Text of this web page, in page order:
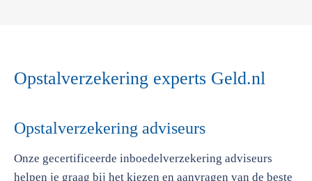
Opstalverzekering experts Geld.nl
Opstalverzekering adviseurs
Onze gecertificeerde inboedelverzekering adviseurs
helpen je graag bij het kiezen en aanvragen van de beste